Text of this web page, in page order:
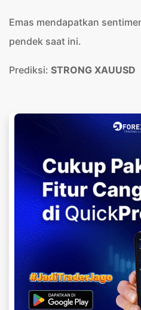
Emas mendapatkan
pendek saat ini.
Prediksi: STRONG XAUUSD